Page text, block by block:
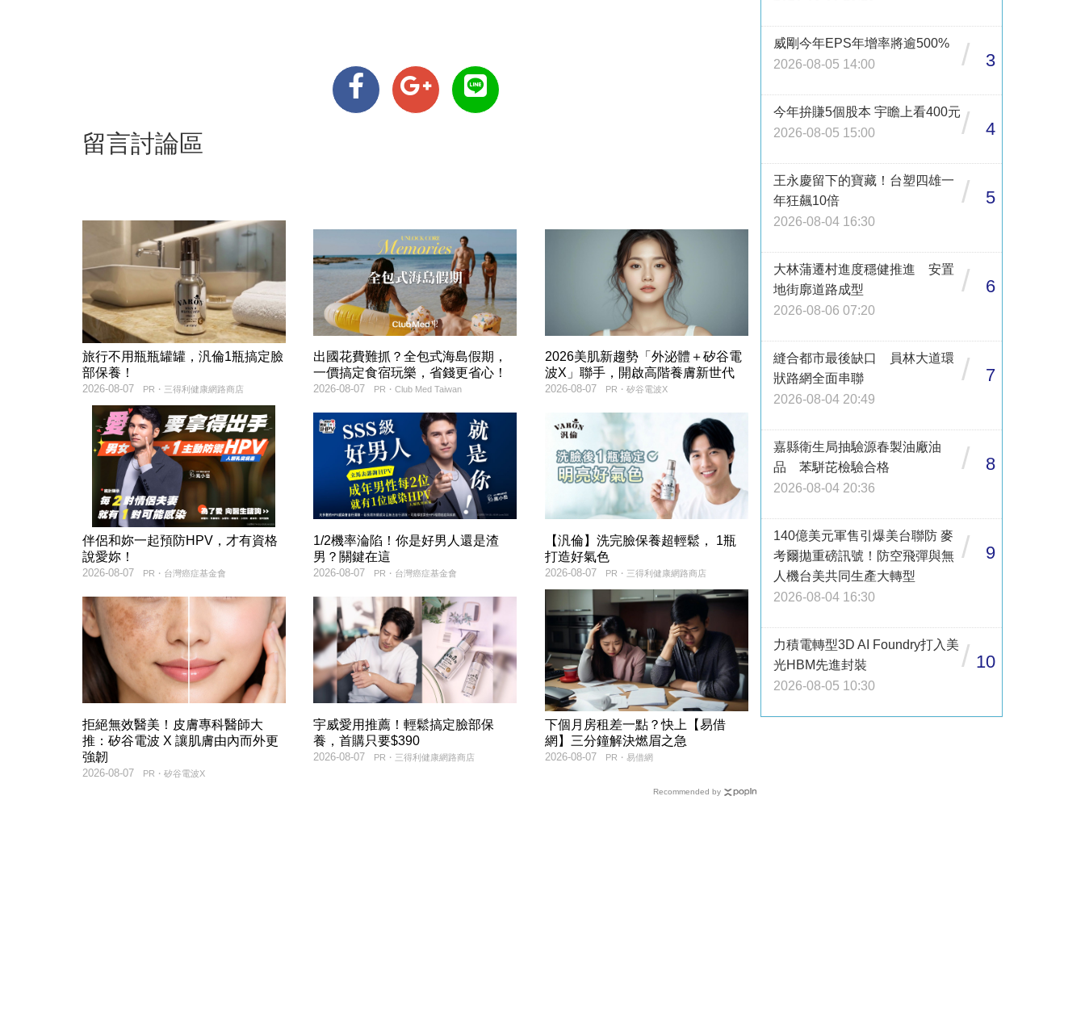
留言討論區
旅行不用瓶瓶罐罐，汎倫1瓶搞定臉
部保養！
PR・三得利健康網路商店
2026-08-07
出國花費難抓？全包式海島假期，
一價搞定食宿玩樂，省錢更省心！
PR・Club Med Taiwan
2026-08-07
2026美肌新趨勢「外泌體＋矽谷電
波X」聯手，開啟高階養膚新世代
PR・矽谷電波X
2026-08-07
伴侶和妳一起預防HPV，才有資格
說愛妳！
PR・台灣癌症基金會
2026-08-07
1/2機率淪陷！你是好男人還是渣
男？關鍵在這
PR・台灣癌症基金會
2026-08-07
【汎倫】洗完臉保養超輕鬆， 1瓶
打造好氣色
PR・三得利健康網路商店
2026-08-07
拒絕無效醫美！皮膚專科醫師大
推：矽谷電波 X 讓肌膚由內而外更
強韌
PR・矽谷電波X
2026-08-07
宇威愛用推薦！輕鬆搞定臉部保
養，首購只要$390
PR・三得利健康網路商店
2026-08-07
下個月房租差一點？快上【易借
網】三分鐘解決燃眉之急
PR・易借網
2026-08-07
Recommended by
威剛今年EPS年增率將逾500%
2026-08-05 14:00
/ 3
今年拚賺5個股本 宇瞻上看400元
2026-08-05 15:00
/ 4
王永慶留下的寶藏！台塑四雄一
年狂飆10倍
2026-08-04 16:30
/ 5
大林蒲遷村進度穩健推進 安置
地街廓道路成型
2026-08-06 07:20
/ 6
縫合都市最後缺口 員林大道環
狀路網全面串聯
2026-08-04 20:49
/ 7
嘉縣衛生局抽驗源春製油廠油
品 苯駢芘檢驗合格
2026-08-04 20:36
/ 8
140億美元軍售引爆美台聯防 麥
考爾拋重磅訊號！防空飛彈與無
人機台美共同生產大轉型
2026-08-04 16:30
/ 9
力積電轉型3D AI Foundry打入美
光HBM先進封裝
2026-08-05 10:30
/ 10